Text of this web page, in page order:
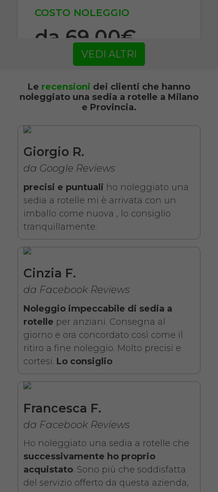
COSTO NOLEGGIO
da 69,00€
Noleggio Carrozzina
pieghevole ad autospinta
Seduta 43 cm
Noleggio sedia a rotelle seduta
43 cm con braccioli lunghi
estraibili e pedane elevabili
estraibili. Il noleggio minimo è
di 7 giorni a partire da 76 euro.
Consegniamo a domicilio in
tutta Italia, contattaci per
maggiori informazioni.
COSTO NOLEGGIO
Noleggio Carrozzina
pieghevole ad autospinta
VEDI ALTRI
Le recensioni dei clienti che hanno
noleggiato una sedia a rotelle a Milano
e Provincia.
Giorgio R.
da Google Reviews
precisi e puntuali ho noleggiato una
sedia a rotelle mi è arrivata con un
imballo come nuova , lo consiglio
tranquillamente.
Cinzia F.
da Facebook Reviews
Noleggio impeccabile di sedia a
rotelle per anziani. Consegna al
giorno e ora concordato così come il
ritiro a fine noleggio. Molto precisi e
cortesi. Lo consiglio
Francesca F.
da Facebook Reviews
Ho noleggiato una sedia a rotelle che
successivamente ho proprio
acquistato. Sono più che soddisfatta
del servizio offerto da questa azienda,